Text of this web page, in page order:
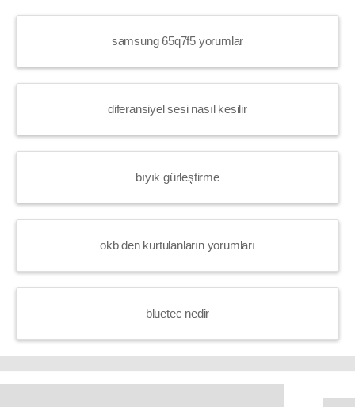
samsung 65q7f5 yorumlar
diferansiyel sesi nasıl kesilir
bıyık gürleştirme
okb den kurtulanların yorumları
bluetec nedir